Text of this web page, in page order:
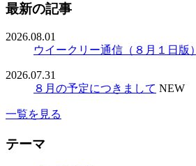
最新の記事
2026.08.01
ウイークリー通信（８月１日版）
2026.07.31
８月の予定につきまして NEW
一覧を見る
テーマ